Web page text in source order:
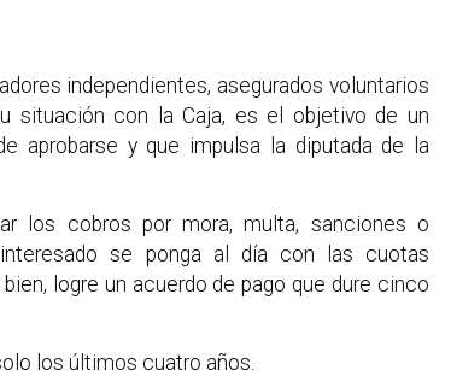
independientes, asegurados voluntarios
situación con la Caja, es el objetivo de un
aprobarse y que impulsa la diputada de la
los cobros por mora, multa, sanciones o
se ponga al día con las cuotas
logre un acuerdo de pago que dure cinco
los últimos cuatro años.